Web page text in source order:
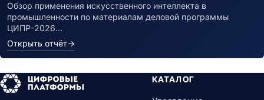
Обзор применения искусственного интеллекта в
промышленности по материалам деловой программы
ЦИПР-2026…
Открыть отчёт→
КАТАЛОГ